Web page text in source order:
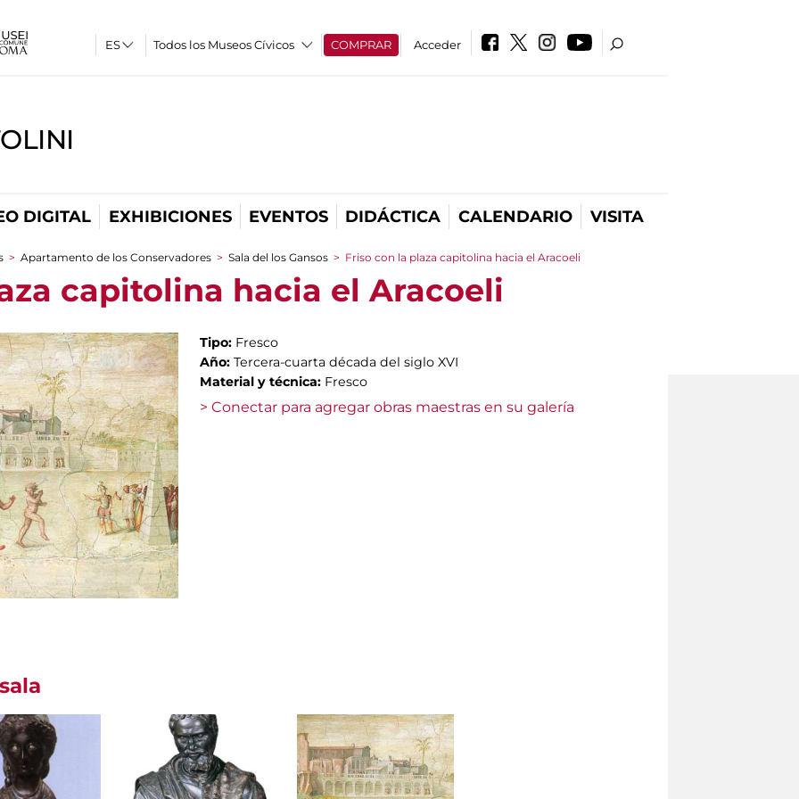
Todos los Museos Cívicos COMPRAR Acceder
DIGITAL EXHIBICIONES EVENTOS DIDÁCTICA CALENDARIO VISITA
> Apartamento de los Conservadores > Sala del los Gansos > Friso con la plaza capitolina hacia el Aracoeli
capitolina hacia el Aracoeli
Tipo: Fresco
Año: Tercera-cuarta década del siglo XVI
Material y técnica: Fresco
> Conectar para agregar obras maestras en su galería